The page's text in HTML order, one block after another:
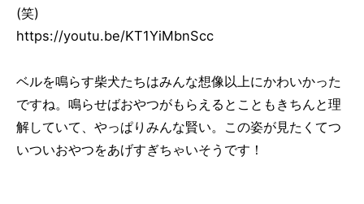
(笑)
https://youtu.be/KT1YiMbnScc
ベルを鳴らす柴犬たちはみんな想像以上にかわいかった
ですね。鳴らせばおやつがもらえるとこともきちんと理
解していて、やっぱりみんな賢い。この姿が見たくてつ
いついおやつをあげすぎちゃいそうです！